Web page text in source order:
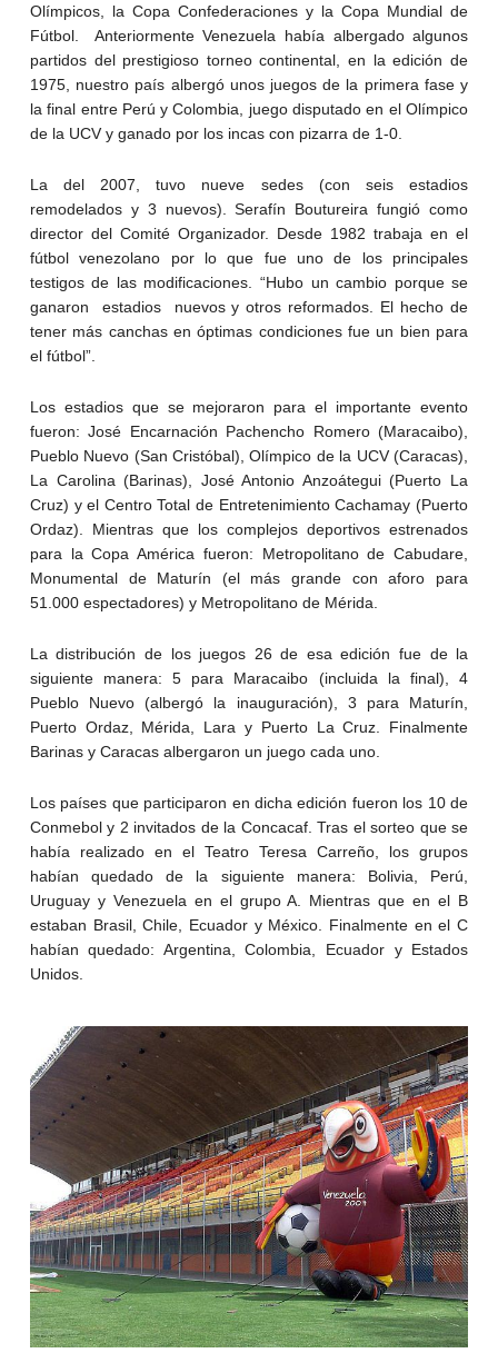
Olímpicos, la Copa Confederaciones y la Copa Mundial de
Fútbol. Anteriormente Venezuela había albergado algunos
partidos del prestigioso torneo continental, en la edición de
1975, nuestro país albergó unos juegos de la primera fase y
la final entre Perú y Colombia, juego disputado en el Olímpico
de la UCV y ganado por los incas con pizarra de 1-0.
La del 2007, tuvo nueve sedes (con seis estadios
remodelados y 3 nuevos). Serafín Boutureira fungió como
director del Comité Organizador. Desde 1982 trabaja en el
fútbol venezolano por lo que fue uno de los principales
testigos de las modificaciones. “Hubo un cambio porque se
ganaron estadios nuevos y otros reformados. El hecho de
tener más canchas en óptimas condiciones fue un bien para
el fútbol”.
Los estadios que se mejoraron para el importante evento
fueron: José Encarnación Pachencho Romero (Maracaibo),
Pueblo Nuevo (San Cristóbal), Olímpico de la UCV (Caracas),
La Carolina (Barinas), José Antonio Anzoátegui (Puerto La
Cruz) y el Centro Total de Entretenimiento Cachamay (Puerto
Ordaz). Mientras que los complejos deportivos estrenados
para la Copa América fueron: Metropolitano de Cabudare,
Monumental de Maturín (el más grande con aforo para
51.000 espectadores) y Metropolitano de Mérida.
La distribución de los juegos 26 de esa edición fue de la
siguiente manera: 5 para Maracaibo (incluida la final), 4
Pueblo Nuevo (albergó la inauguración), 3 para Maturín,
Puerto Ordaz, Mérida, Lara y Puerto La Cruz. Finalmente
Barinas y Caracas albergaron un juego cada uno.
Los países que participaron en dicha edición fueron los 10 de
Conmebol y 2 invitados de la Concacaf. Tras el sorteo que se
había realizado en el Teatro Teresa Carreño, los grupos
habían quedado de la siguiente manera: Bolivia, Perú,
Uruguay y Venezuela en el grupo A. Mientras que en el B
estaban Brasil, Chile, Ecuador y México. Finalmente en el C
habían quedado: Argentina, Colombia, Ecuador y Estados
Unidos.